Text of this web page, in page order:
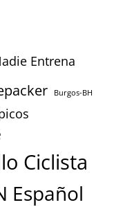
Entrena
Burgos-BH
Ciclista
Español